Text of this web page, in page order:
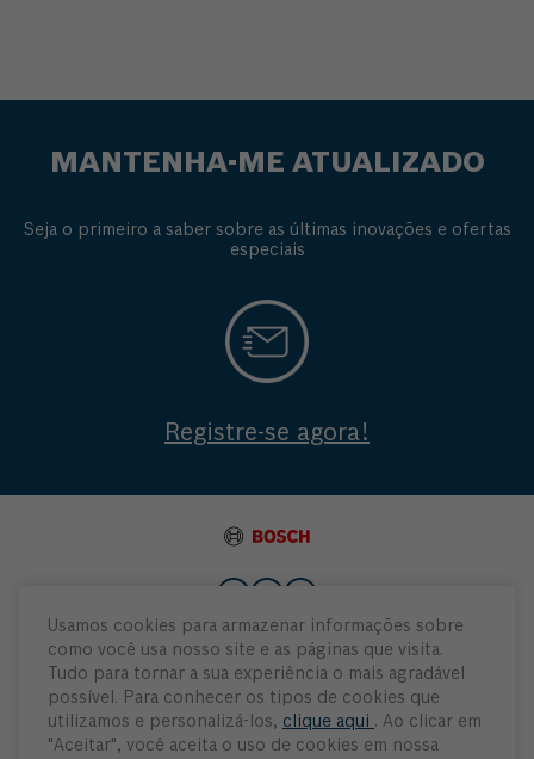
Usamos cookies para armazenar informações sobre
como você usa nosso site e as páginas que visita.
Tudo para tornar a sua experiência o mais agradável
possível. Para conhecer os tipos de cookies que
utilizamos e personalizá-los, clique aqui . Ao clicar em
"Aceitar", você aceita o uso de cookies em nossa
MANTENHA-ME ATUALIZADO
Seja o primeiro a saber sobre as últimas inovações e ofertas
especiais
Registre-se agora!
Institucional
Atendimento